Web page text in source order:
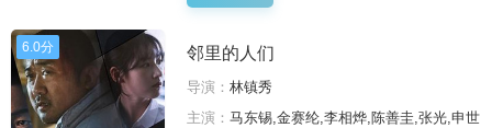
6.0分 邻里的人们
导演： 林镇秀
主演： 马东锡,金赛纶,李相烨,陈善圭,张光,申世